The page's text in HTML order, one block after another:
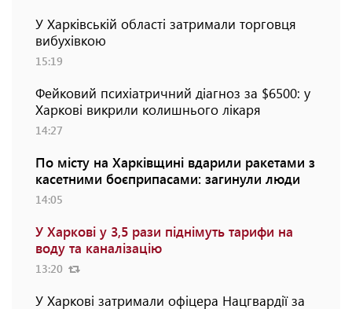
У Харківській області затримали торговця
вибухівкою
15:19
Фейковий психіатричний діагноз за $6500: у
Харкові викрили колишнього лікаря
14:27
По місту на Харківщині вдарили ракетами з
касетними боєприпасами: загинули люди
14:05
У Харкові у 3,5 рази піднімуть тарифи на
воду та каналізацію
13:20
У Харкові затримали офіцера Нацгвардії за